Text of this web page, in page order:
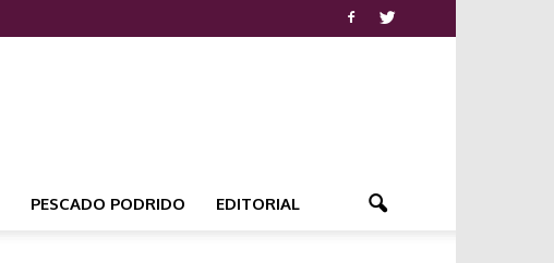
PESCADO PODRIDO EDITORIAL